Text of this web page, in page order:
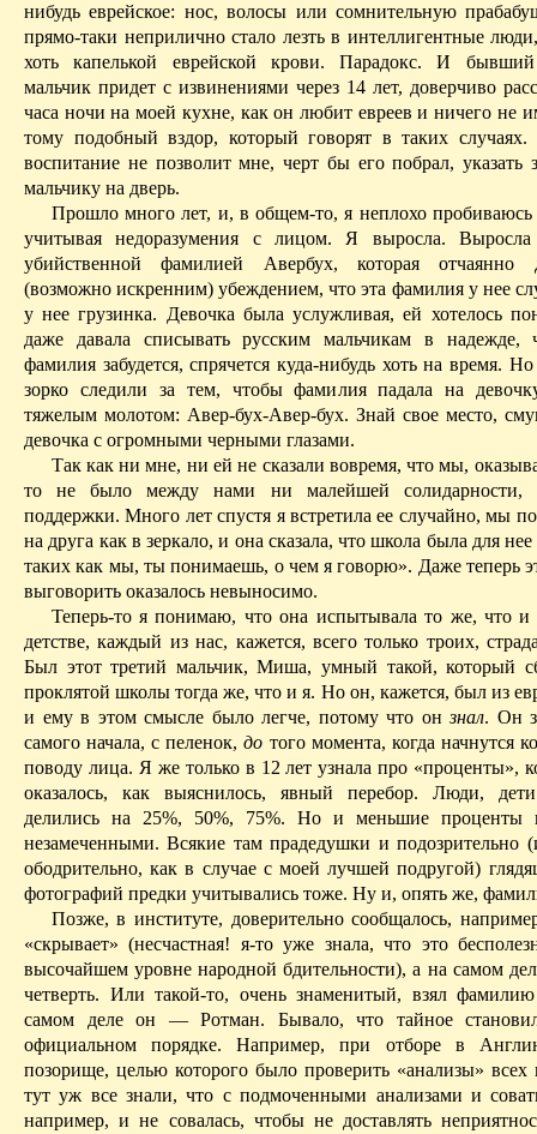
нибудь еврейское: нос, волосы или сомнительную
прямо-таки неприлично стало лезть в интеллигентные
хоть капелькой еврейской крови. Парадокс. И
мальчик придет с извинениями через 14 лет, доверчиво
часа ночи на моей кухне, как он любит евреев и ничего не
тому подобный вздор, который говорят в таких
воспитание не позволит мне, черт бы егопобрал, указать
мальчику на дверь.
Прошло много лет, и, в общем-то, я неплохо
учитывая недоразумения с лицом. Я выросла.
убийственной фамилией Авербух, которая отчаянно
(возможно искренним) убеждением, что эта фамилия у нее
у нее грузинка. Девочка была услужливая, ей хотелось
даже давала списывать русским мальчикам в надежде,
фамилия забудется, спрячется куда-нибудь хоть на время.
зорко следили за тем, чтобы фамилия падала на
тяжелым молотом: Авер-бух-Авер-бух. Знай свое место,
девочка с огромными черными глазами.
Так как ни мне, ни ей не сказали вовремя, что мы,
то не было между нами ни малейшей солидарности,
поддержки. Много летспустя я встретила ее случайно, мы
на друга как в зеркало, и она сказала, что школа была для
таких как мы, ты понимаешь, о чем я говорю». Даже теперь
выговорить оказалось невыносимо.
Теперь-то я понимаю, что она испытывала то же, что и
детстве, каждый из нас, кажется, всего только троих,
Был этот третий мальчик, Миша, умный такой, который
проклятой школы тогда же, что и я. Но он, кажется, был из
и ему в этом смысле было легче, потому что онзнал. Он
самого начала, с пеленок,до того момента, когда начнутся
поводу лица. Я же только в 12 лет узнала про «проценты»,
оказалось, как выяснилось, явный перебор. Люди,
делились на 25%, 50%, 75%. Но и меньшие проценты
незамеченными. Всякие там прадедушки и подозрительно
ободрительно, как в случае с моей лучшей подругой)
фотографий предки учитывались тоже. Ну и, опять же,
Позже, в институте, доверительно сообщалось,
«скрывает» (несчастная! я-то уже знала, что это
высочайшем уровне народной бдительности), а на самом
четверть. Или такой-то, очень знаменитый, взял
самом деле он — Ротман. Бывало, что тайное
официальном порядке. Например, при отборе в
позорище, целью которого было проверить «анализы» всех
тут уж все знали, что с подмоченными анализами и
например, и не совалась, чтобы не доставлять